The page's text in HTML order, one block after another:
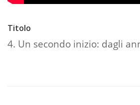
Titolo
4. Un secondo inizio: dagli